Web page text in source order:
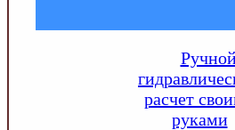
расчет
руками